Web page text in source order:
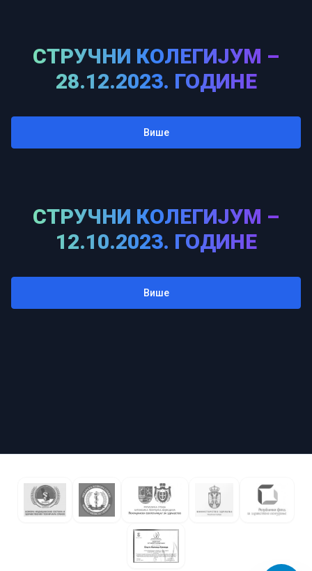
СТРУЧНИ КОЛЕГИЈУМ –
28.12.2023. ГОДИНЕ
Више
СТРУЧНИ КОЛЕГИЈУМ –
12.10.2023. ГОДИНЕ
Више
Приступачност
🔗Подвуци линкове
Читак фонт